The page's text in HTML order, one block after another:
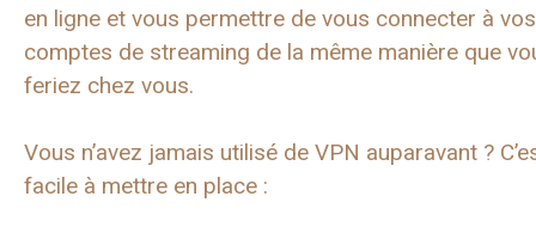
en ligne et vous permettre de vous connecter à vos
comptes de streaming de la même manière que
feriez chez vous.
Vous n’avez jamais utilisé de VPN auparavant ?
facile à mettre en place :